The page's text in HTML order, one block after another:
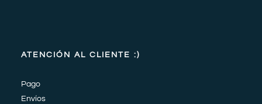
ATENCIÓN AL CLIENTE :)
Pago
Envíos